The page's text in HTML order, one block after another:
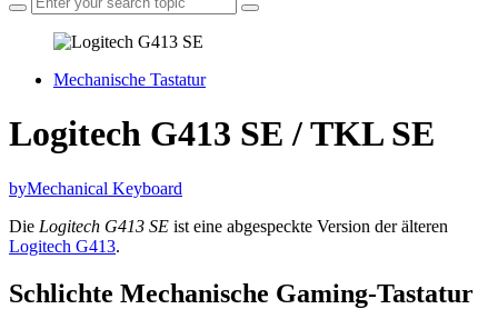
Mechanische Tastatur
Logitech G413 SE / TKL SE
byMechanical Keyboard
Die Logitech G413 SE ist eine abgespeckte Version der älteren
Logitech G413.
Schlichte Mechanische Gaming-Tastatur